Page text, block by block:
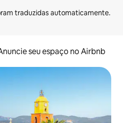
seu espaço no Airbnb